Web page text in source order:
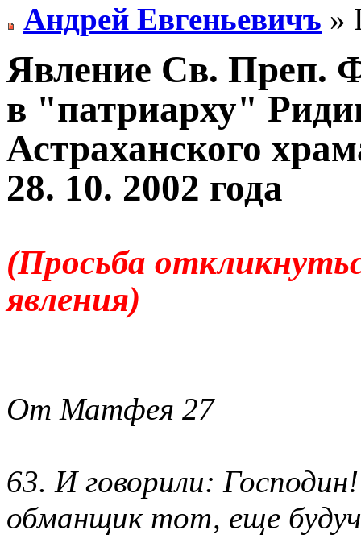
Андрей Евгеньевичъ »
Явление Св. Преп.
в "патриарху"
Астраханского
28. 10. 2002 года
(Просьба
явления)
От Матфея 27
63. И говорили:
обманщик тот, еще